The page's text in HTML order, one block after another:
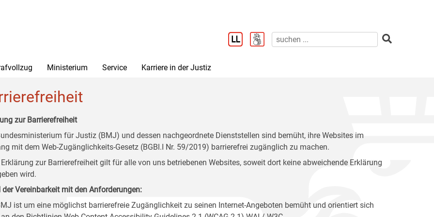
Ministerium Service Karriere in der Justiz
zur Barrierefreiheit
für Justiz (BMJ) und dessen nachgeordnete Dienststellen sind bemüht, ihre Websites im
mit dem Web-Zugänglichkeits-Gesetz (BGBl.I Nr. 59/2019) barrierefrei zugänglich zu machen.
Erklärung zur Barrierefreiheit gilt für alle von uns betriebenen Websites, soweit dort keine abweichende Erklärung
wird.
der Vereinbarkeit mit den Anforderungen:
ist um eine möglichst barrierefreie Zugänglichkeit zu seinen Internet-Angeboten bemüht und orientiert sich